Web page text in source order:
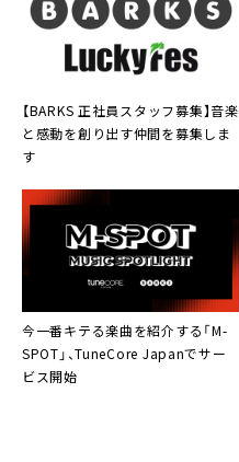
【BARKS 正社員スタッフ募集】音楽
と感動を創り出す仲間を募集しま
す
今一番キテる楽曲を紹介する「M-
SPOT」、TuneCore Japanでサー
ビス開始